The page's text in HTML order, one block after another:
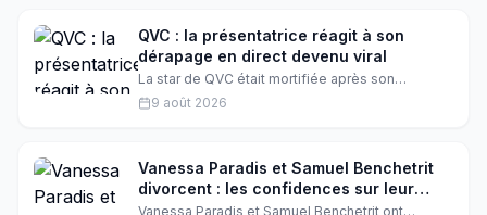
roman de Tomi Adeyemi, qu'elle qualifie de
'génie'.
QVC : la présentatrice réagit à son
dérapage en direct devenu viral
La star de QVC était mortifiée après son
dérapage en direct lors d'une émission diffusée
mercredi. Elle réagit enfin à ce qu'elle appelle
9 août 2026
Vanessa Paradis et Samuel Benchetrit
divorcent : les confidences sur leur
enfance dans le Val-de-Marne
Vanessa Paradis et Samuel Benchetrit ont